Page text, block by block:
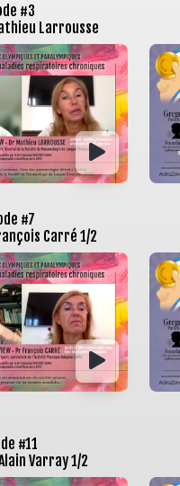
#3
Larrousse
#7
Carré 1/2
#11
Varray 1/2